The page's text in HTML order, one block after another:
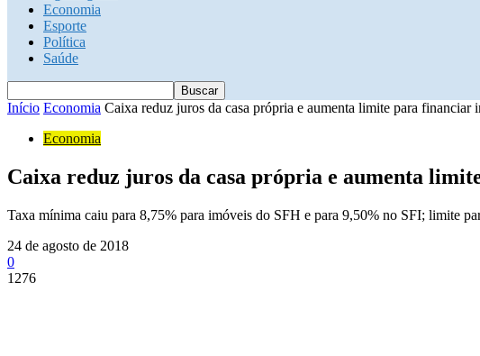
Economia
Esporte
Política
Saúde
Início Economia Caixa reduz juros da casa própria e aumenta limite para financiar
Economia
Caixa reduz juros da casa própria e aumenta
Taxa mínima caiu para 8,75% para imóveis do SFH e para 9,50% no SFI; limite
24 de agosto de 2018
0
1276